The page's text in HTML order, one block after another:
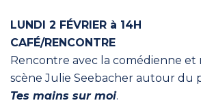
LUNDI 2 FÉVRIER à 14H
CAFÉ/RENCONTRE
Rencontre avec la comédienne et
scène Julie Seebacher autour du
Tes mains sur moi.